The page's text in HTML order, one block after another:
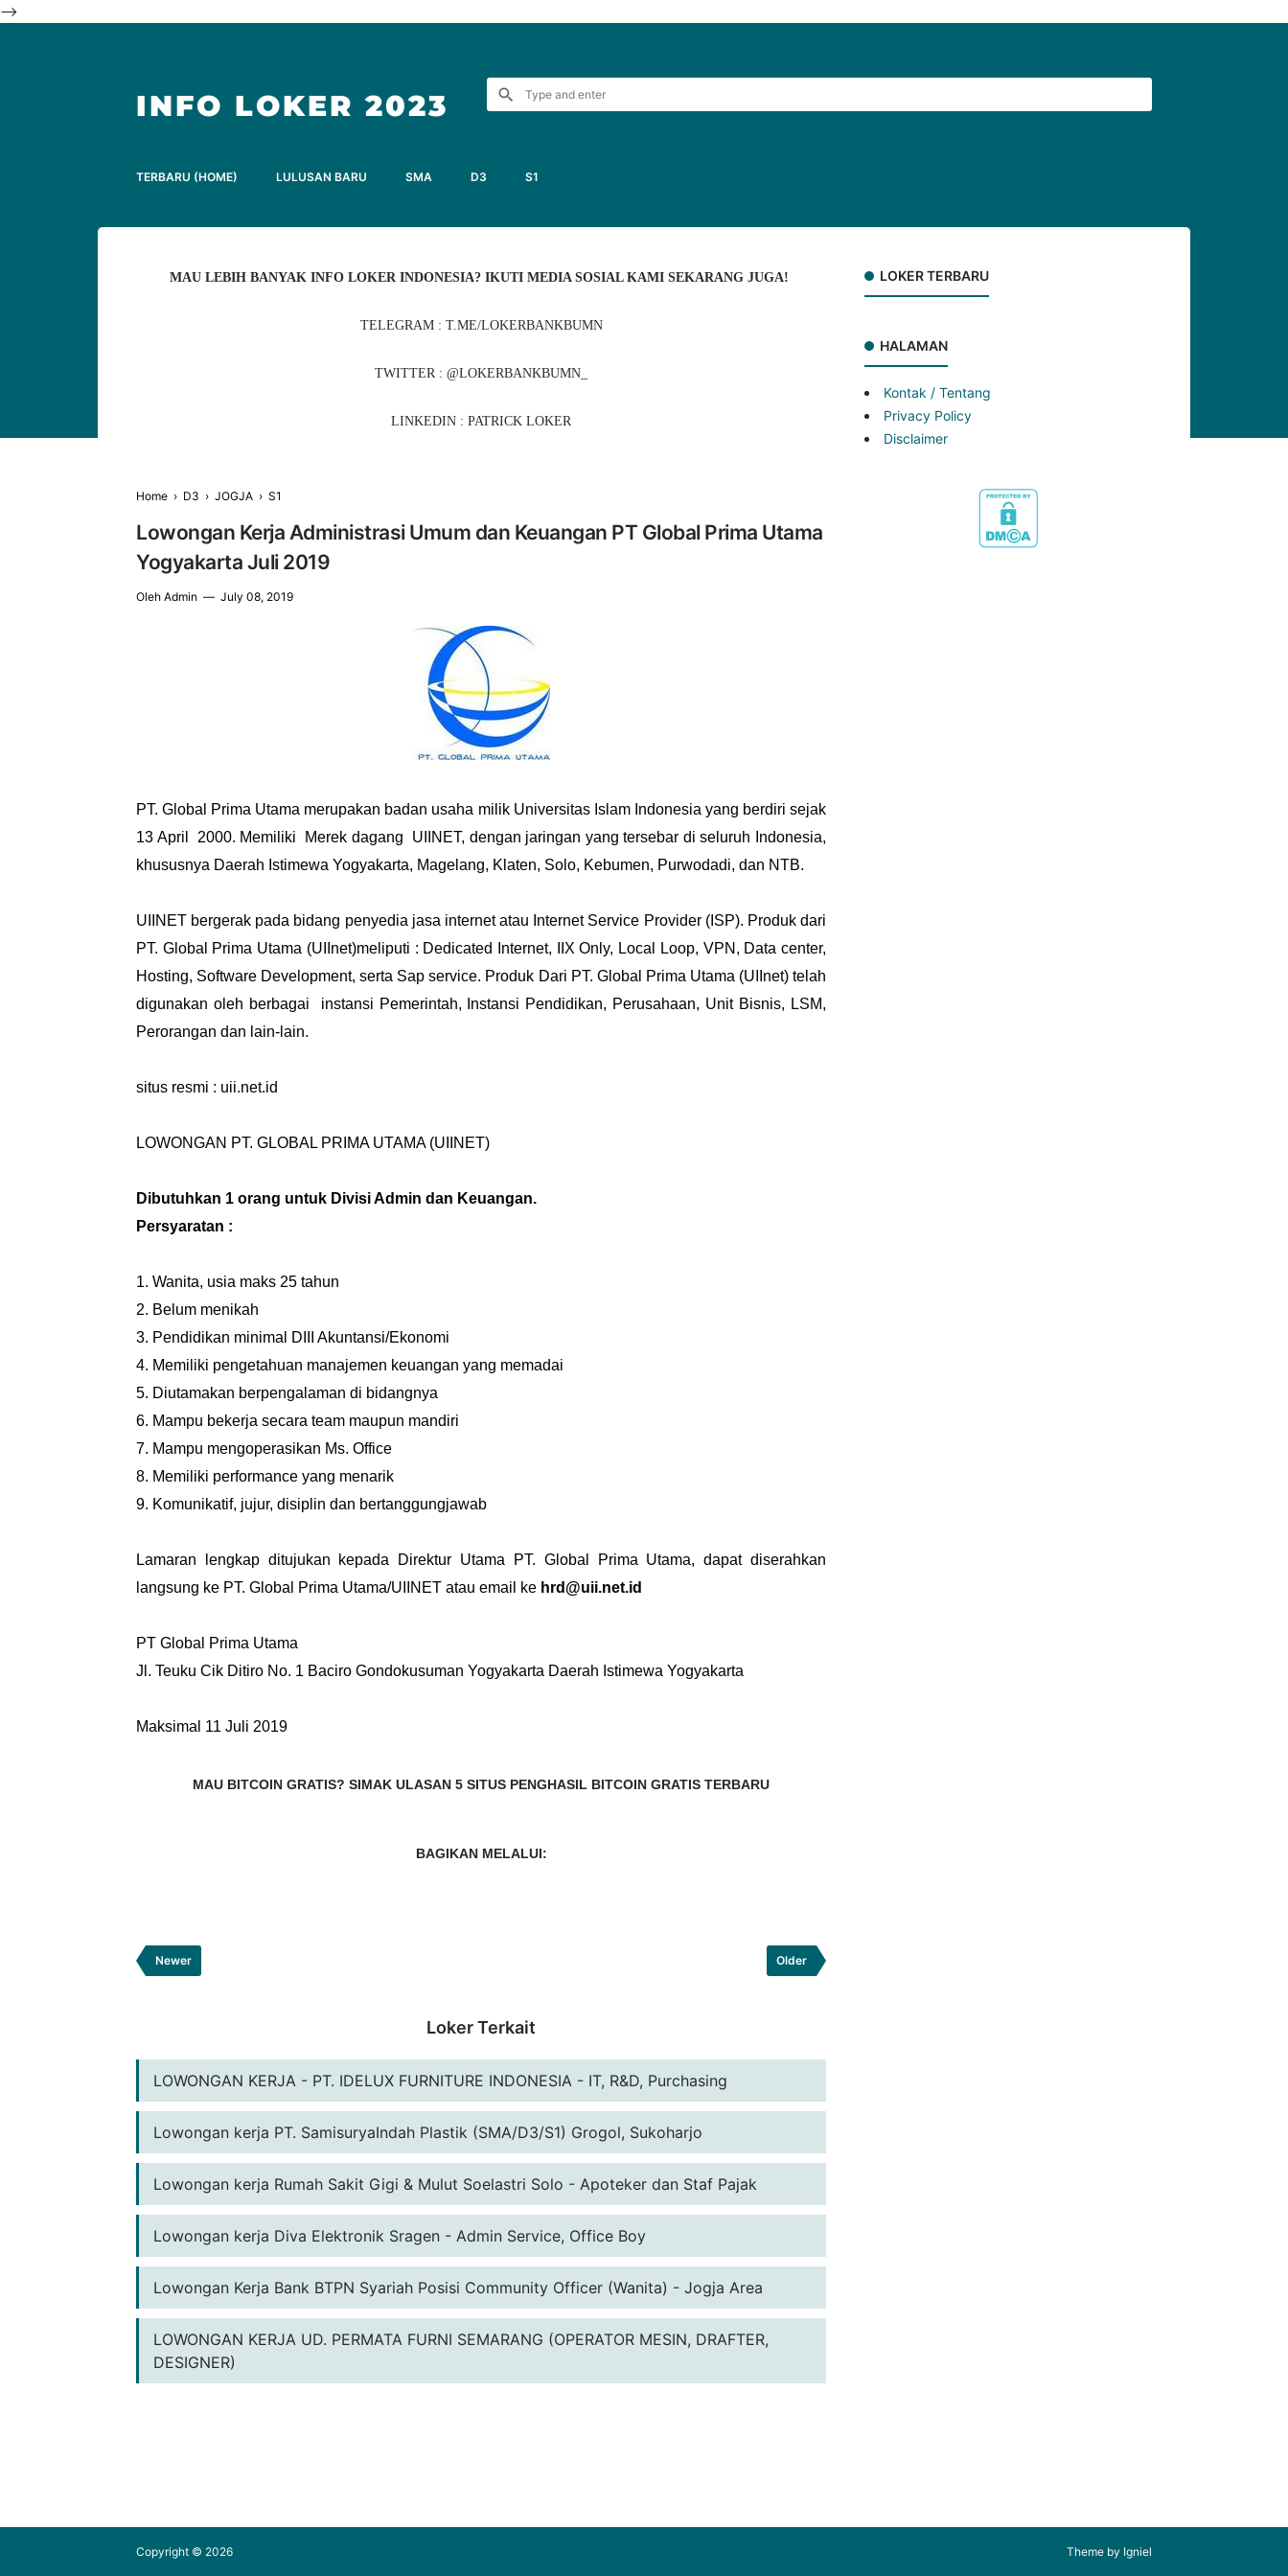
-->
INFO LOKER 2023
TERBARU (HOME) LULUSAN BARU SMA D3 S1
MAU LEBIH BANYAK INFO LOKER INDONESIA? IKUTI MEDIA SOSIAL KAMI SEKARANG JUGA!
TELEGRAM : T.ME/LOKERBANKBUMN
TWITTER : @LOKERBANKBUMN_
LINKEDIN : PATRICK LOKER
Home › D3 › JOGJA › S1
Lowongan Kerja Administrasi Umum dan Keuangan PT Global Prima Utama
Yogyakarta Juli 2019
Oleh Admin July 08, 2019
PT. Global Prima Utama merupakan badan usaha milik Universitas Islam Indonesia yang berdiri sejak
13 April 2000. Memiliki Merek dagang UIINET, dengan jaringan yang tersebar di seluruh Indonesia,
khususnya Daerah Istimewa Yogyakarta, Magelang, Klaten, Solo, Kebumen, Purwodadi, dan NTB.
UIINET bergerak pada bidang penyedia jasa internet atau Internet Service Provider (ISP). Produk dari
PT. Global Prima Utama (UIInet)meliputi : Dedicated Internet, IIX Only, Local Loop, VPN, Data center,
Hosting, Software Development, serta Sap service. Produk Dari PT. Global Prima Utama (UIInet) telah
digunakan oleh berbagai instansi Pemerintah, Instansi Pendidikan, Perusahaan, Unit Bisnis, LSM,
Perorangan dan lain-lain.
situs resmi : uii.net.id
LOWONGAN PT. GLOBAL PRIMA UTAMA (UIINET)
Dibutuhkan 1 orang untuk Divisi Admin dan Keuangan.
Persyaratan :
1. Wanita, usia maks 25 tahun
2. Belum menikah
3. Pendidikan minimal DIII Akuntansi/Ekonomi
4. Memiliki pengetahuan manajemen keuangan yang memadai
5. Diutamakan berpengalaman di bidangnya
6. Mampu bekerja secara team maupun mandiri
7. Mampu mengoperasikan Ms. Office
8. Memiliki performance yang menarik
9. Komunikatif, jujur, disiplin dan bertanggungjawab
Lamaran lengkap ditujukan kepada Direktur Utama PT. Global Prima Utama, dapat diserahkan
langsung ke PT. Global Prima Utama/UIINET atau email ke hrd@uii.net.id
PT Global Prima Utama
Jl. Teuku Cik Ditiro No. 1 Baciro Gondokusuman Yogyakarta Daerah Istimewa Yogyakarta
Maksimal 11 Juli 2019
MAU BITCOIN GRATIS? SIMAK ULASAN 5 SITUS PENGHASIL BITCOIN GRATIS TERBARU
BAGIKAN MELALUI:
Newer Older
Loker Terkait
LOWONGAN KERJA - PT. IDELUX FURNITURE INDONESIA - IT, R&D, Purchasing
Lowongan kerja PT. SamisuryaIndah Plastik (SMA/D3/S1) Grogol, Sukoharjo
Lowongan kerja Rumah Sakit Gigi & Mulut Soelastri Solo - Apoteker dan Staf Pajak
Lowongan kerja Diva Elektronik Sragen - Admin Service, Office Boy
Lowongan Kerja Bank BTPN Syariah Posisi Community Officer (Wanita) - Jogja Area
LOWONGAN KERJA UD. PERMATA FURNI SEMARANG (OPERATOR MESIN, DRAFTER,
DESIGNER)
LOKER TERBARU
HALAMAN
Kontak / Tentang
Privacy Policy
Disclaimer
Copyright © 2026 Theme by Igniel